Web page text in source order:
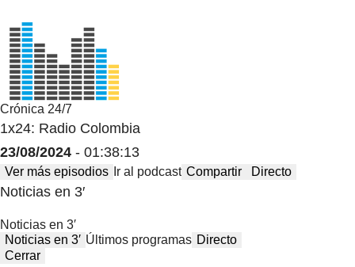
Crónica 24/7
1x24: Radio Colombia
23/08/2024 - 01:38:13
Ver más episodios Ir al podcast Compartir Directo
Noticias en 3′
Noticias en 3′
Noticias en 3′ Últimos programas Directo
Cerrar